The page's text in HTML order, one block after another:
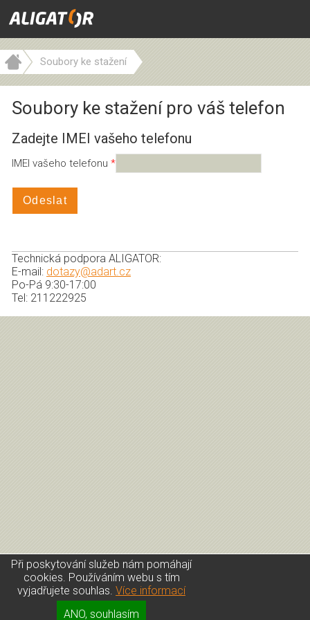
Soubory ke stažení
Soubory ke stažení pro váš telefon
Zadejte IMEI vašeho telefonu
IMEI vašeho telefonu
Odeslat
Technická podpora ALIGATOR:
E-mail: dotazy@adart.cz
Po-Pá 9:30-17:00
Tel: 211222925
Kontakt|Přihlášení|GDPR
Při poskytování služeb nám pomáhají
cookies. Používáním webu s tím
vyjadřujete souhlas. Více informací
ANO, souhlasím